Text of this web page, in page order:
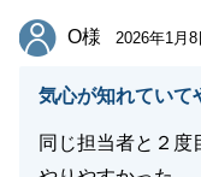
O様
O様 2026年1月8
気心が知れていて
同じ担当者と２度